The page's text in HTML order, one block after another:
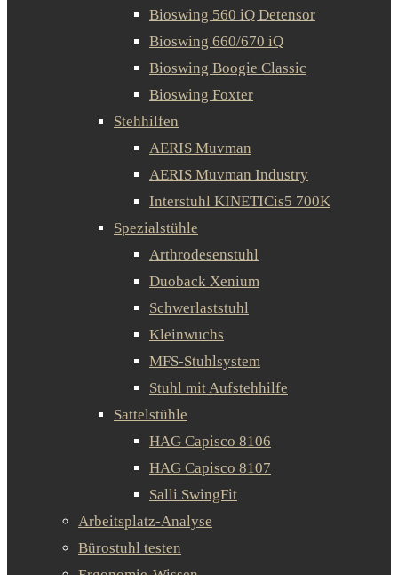
Bioswing 560 iQ Detensor
Bioswing 660/670 iQ
Bioswing Boogie Classic
Bioswing Foxter
Stehhilfen
AERIS Muvman
AERIS Muvman Industry
Interstuhl KINETICis5 700K
Spezialstühle
Arthrodesenstuhl
Duoback Xenium
Schwerlaststuhl
Kleinwuchs
MFS-Stuhlsystem
Stuhl mit Aufstehhilfe
Sattelstühle
HAG Capisco 8106
HAG Capisco 8107
Salli SwingFit
Arbeitsplatz-Analyse
Bürostuhl testen